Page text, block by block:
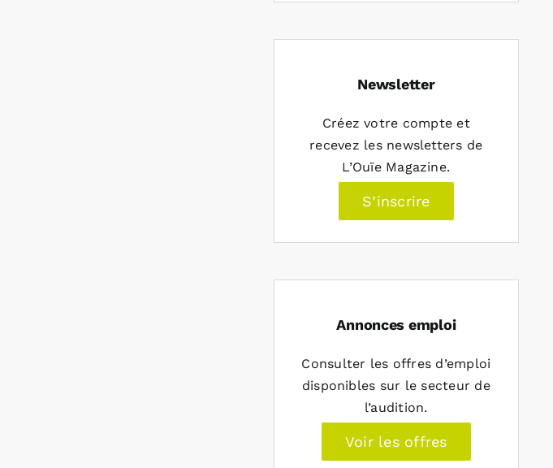
Newsletter
Créez votre compte et
recevez les newsletters de
L’Ouïe Magazine.
S’inscrire
Annonces emploi
Consulter les offres d’emploi
disponibles sur le secteur de
l’audition.
Voir les offres